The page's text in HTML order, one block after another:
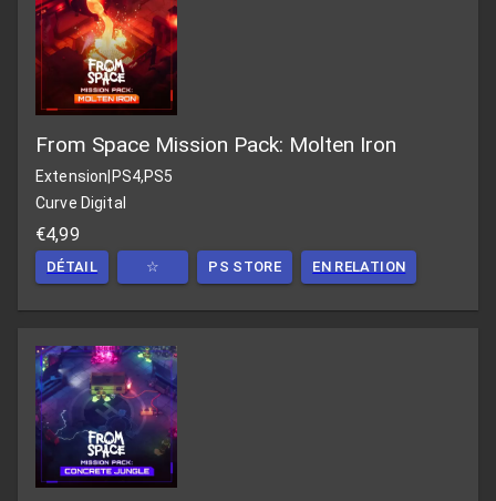
From Space Mission Pack: Molten Iron
Extension|PS4,PS5
Curve Digital
€4,99
DÉTAIL ☆ PS STORE EN RELATION